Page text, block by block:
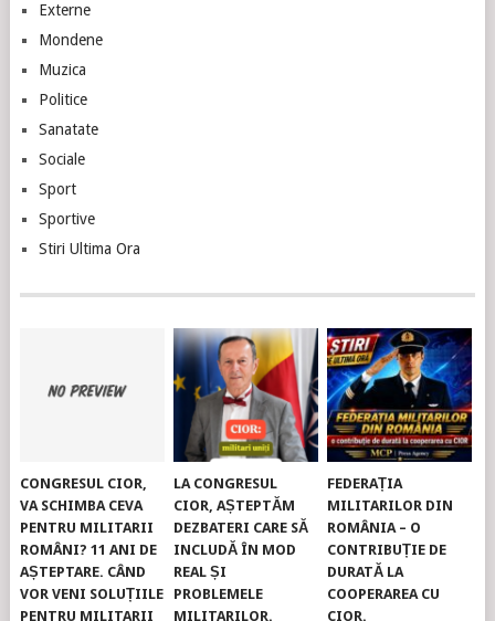
Externe
Mondene
Muzica
Politice
Sanatate
Sociale
Sport
Sportive
Stiri Ultima Ora
CONGRESUL CIOR,
VA SCHIMBA CEVA
PENTRU MILITARII
ROMÂNI? 11 ANI DE
AȘTEPTARE. CÂND
VOR VENI SOLUȚIILE
PENTRU MILITARII
LA CONGRESUL
CIOR, AȘTEPTĂM
DEZBATERI CARE SĂ
INCLUDĂ ÎN MOD
REAL ȘI
PROBLEMELE
MILITARILOR.
FEDERAȚIA
MILITARILOR DIN
ROMÂNIA – O
CONTRIBUȚIE DE
DURATĂ LA
COOPERAREA CU
CIOR.